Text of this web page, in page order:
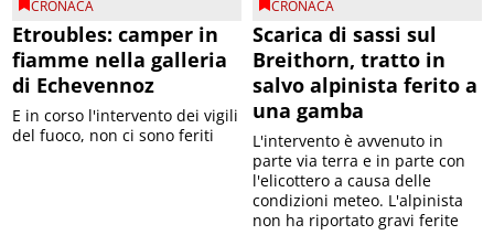
CRONACA
Etroubles: camper in
fiamme nella galleria
di Echevennoz
E in corso l'intervento dei vigili
del fuoco, non ci sono feriti
CRONACA
Scarica di sassi sul
Breithorn, tratto in
salvo alpinista ferito a
una gamba
L'intervento è avvenuto in
parte via terra e in parte con
l'elicottero a causa delle
condizioni meteo. L'alpinista
non ha riportato gravi ferite